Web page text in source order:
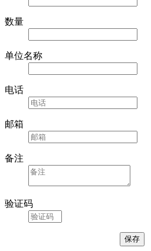
数量
单位名称
电话
邮箱
备注
验证码